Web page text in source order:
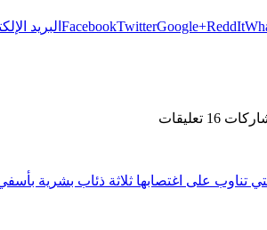
FacebookTwitterGoogle+ReddIt البريد
16 تعليقات
تناوب على اغتصابها ثلاثة ذئاب بشرية